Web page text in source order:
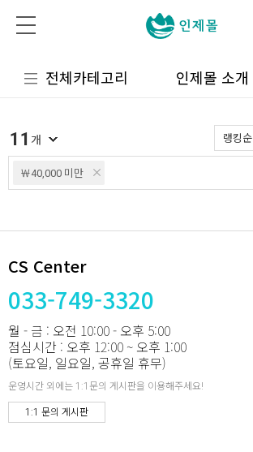
전체카테고리 인제몰 소개
￦40,000 미만
11 개 랭킹순
CS Center
033-749-3320
월 - 금 : 오전 10:00 - 오후 5:00
점심시간 : 오후 12:00 ~ 오후 1:00
(토요일, 일요일, 공휴일 휴무)
운영시간 외에는 1:1문의 게시판을 이용해주세요!
1:1 문의 게시판